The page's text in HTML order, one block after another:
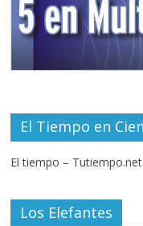
El Tiempo en
El tiempo – Tutiempo.net
Los Elefantes